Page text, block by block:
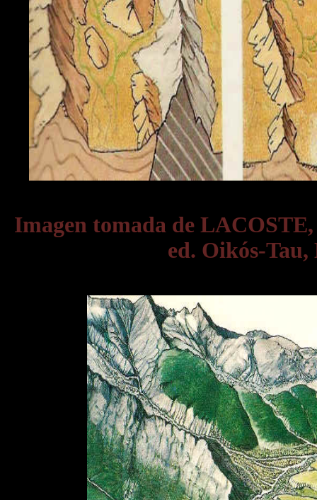
Imagen tomada de
ed. Oikós-Tau,